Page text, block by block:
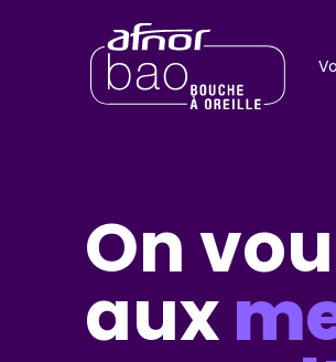
On
aux